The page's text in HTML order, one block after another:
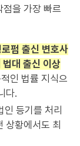
점을 가장 빠르
펌 출신 변호사
대 출신 이상
인 법률 지식으
다.
인 등기를 처리
상황에서도 최